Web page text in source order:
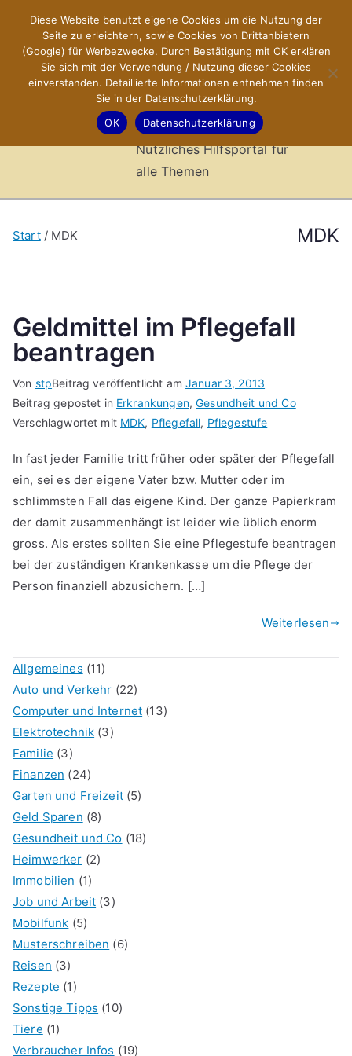
springen
X-Sites.de
–
Hilfsportal
Nützliches Hilfsportal für
alle Themen
MDK
Start MDK
Geldmittel im Pflegefall
beantragen
Von stpBeitrag veröffentlicht am Januar 3, 2013
Beitrag gepostet in Erkrankungen,Gesundheit und Co
Verschlagwortet mit MDK, Pflegefall, Pflegestufe
In fast jeder Familie tritt früher oder später der Pflegefall
ein, sei es der eigene Vater bzw. Mutter oder im
schlimmsten Fall das eigene Kind. Der ganze Papierkram
der damit zusammenhängt ist leider wie üblich enorm
gross. Als erstes sollten Sie eine Pflegestufe beantragen
bei der zuständigen Krankenkasse um die Pflege der
Person finanziell abzusichern. […]
Weiterlesen
Allgemeines (11)
Auto und Verkehr (22)
Computer und Internet (13)
Elektrotechnik (3)
Familie (3)
Finanzen (24)
Garten und Freizeit(5)
Geld Sparen (8)
Gesundheit und Co (18)
Heimwerker (2)
Immobilien (1)
Job und Arbeit (3)
Mobilfunk (5)
Musterschreiben (6)
Reisen (3)
Rezepte (1)
Sonstige Tipps (10)
Tiere (1)
Verbraucher Infos (19)
Diese Website benutzt eigene Cookies um die Nutzung der
Seite zu erleichtern, sowie Cookies von Drittanbietern
(Google) für Werbezwecke. Durch Bestätigung mit OK erklären
Sie sich mit der Verwendung / Nutzung dieser Cookies
einverstanden. Detaillierte Informationen entnehmen finden
Sie in der Datenschutzerklärung.
OK
Datenschutzerklärung